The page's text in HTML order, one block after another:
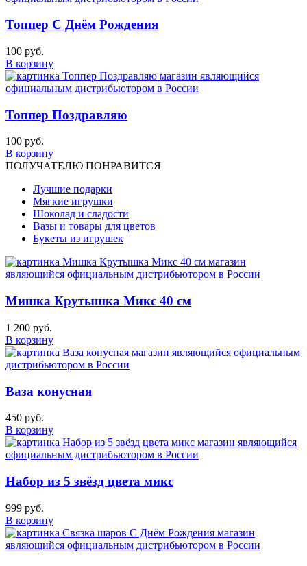
Топпер С Днём Рождения
100 руб.
В корзину
Топпер Поздравляю
100 руб.
В корзину
ПОЛУЧАТЕЛЮ ПОНРАВИТСЯ
Лучшие подарки
Мягкие игрушки
Шоколад и сладости
Вазы и товары для цветов
Букеты из игрушек
Мишка Крутышка Микс 40 см
1 200 руб.
В корзину
Ваза конусная
450 руб.
В корзину
Набор из 5 звёзд цвета микс
999 руб.
В корзину